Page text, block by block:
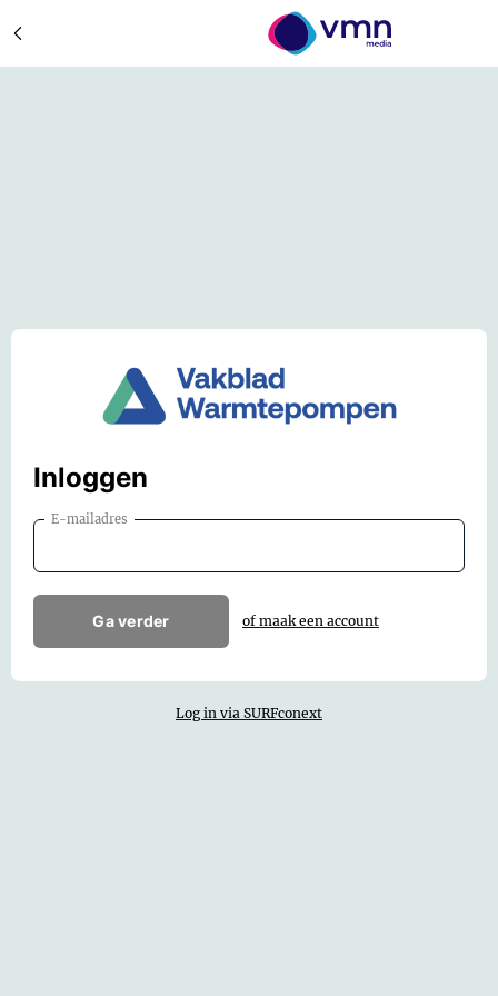
Inloggen
E-mailadres
Ga verder of maak een account
Log in via SURFconext